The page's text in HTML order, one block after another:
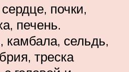
почки,
печень.
сельдь,
треска